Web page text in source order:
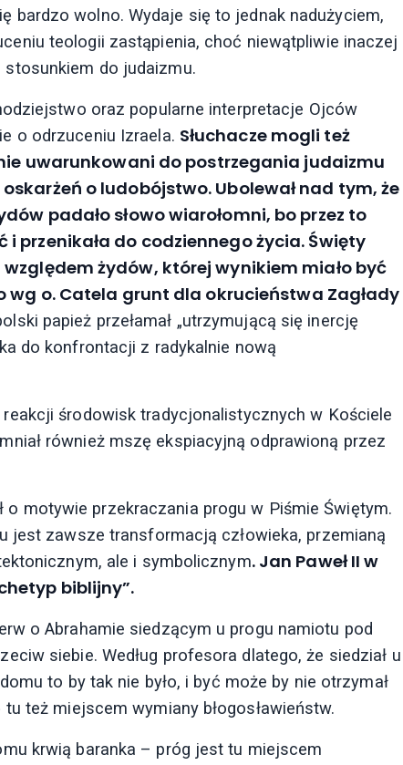
bardzo wolno. Wydaje się to jednak nadużyciem,
teologii zastąpienia, choć niewątpliwie inaczej
stosunkiem do judaizmu.
oraz popularne interpretacje Ojców
o odrzuceniu Izraela. Słuchacze mogli też
uwarunkowani do postrzegania judaizmu
o ludobójstwo. Ubolewał nad tym, że
padało słowo wiarołomni, bo przez to
przenikała do codziennego życia. Święty
względem żydów, której wynikiem miało być
wg o. Catela grunt dla okrucieństwa Zagłady
papież przełamał „utrzymującą się inercję
do konfrontacji z radykalnie nową
środowisk tradycjonalistycznych w Kościele
również mszę ekspiacyjną odprawioną przez
o motywie przekraczania progu w Piśmie Świętym.
jest zawsze transformacją człowieka, przemianą
ale i symbolicznym. Jan Paweł II w
biblijny”.
o Abrahamie siedzącym u progu namiotu pod
siebie. Według profesora dlatego, że siedział u
to by tak nie było, i być może by nie otrzymał
też miejscem wymiany błogosławieństw.
krwią baranka – próg jest tu miejscem